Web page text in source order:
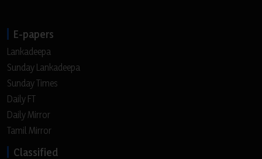
E-papers
Lankadeepa
Sunday Lankadeepa
Sunday Times
Daily FT
Daily Mirror
Tamil Mirror
Classified